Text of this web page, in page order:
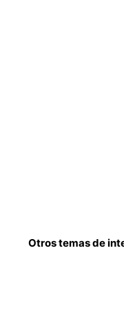
Otros temas de